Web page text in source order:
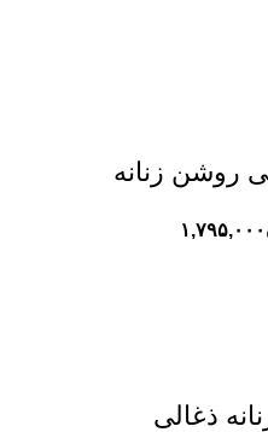
روشن زنانه
۱,۷۹۵,۰۰۰
ذغالی